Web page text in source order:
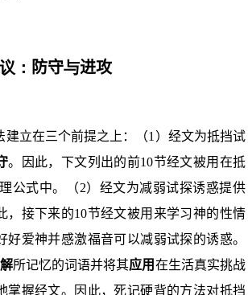
： 防守与进攻
建立在三个前提之上：（1 ）经文为抵挡试
。因此，下文列出的前10节经文被用在抵
公式中。（2）经文为减弱试探诱惑提供
，接下来的10节经文被用来学习神的性情
好爱神并感激福音可以减弱试探的诱惑。
所记忆的词语并将其应用 在生活真实挑战
掌握经文。因此，死记硬背的方法对抵挡